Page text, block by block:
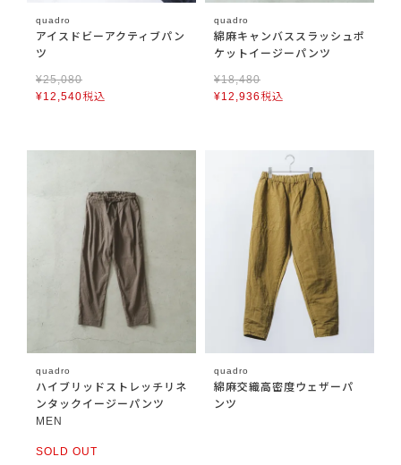
quadro
アイスドビーアクティブパン
ツ
¥25,080
¥12,540税込
quadro
綿麻キャンバススラッシュポ
ケットイージーパンツ
¥18,480
¥12,936税込
quadro
ハイブリッドストレッチリネ
ンタックイージーパンツ
MEN
SOLD OUT
quadro
綿麻交織高密度ウェザーパ
ンツ